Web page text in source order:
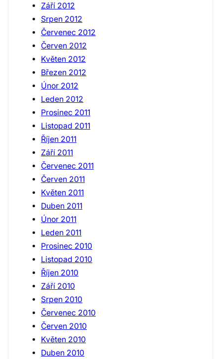
Září 2012
Srpen 2012
Červenec 2012
Červen 2012
Květen 2012
Březen 2012
Únor 2012
Leden 2012
Prosinec 2011
Listopad 2011
Říjen 2011
Září 2011
Červenec 2011
Červen 2011
Květen 2011
Duben 2011
Únor 2011
Leden 2011
Prosinec 2010
Listopad 2010
Říjen 2010
Září 2010
Srpen 2010
Červenec 2010
Červen 2010
Květen 2010
Duben 2010